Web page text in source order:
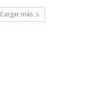
Cargar más